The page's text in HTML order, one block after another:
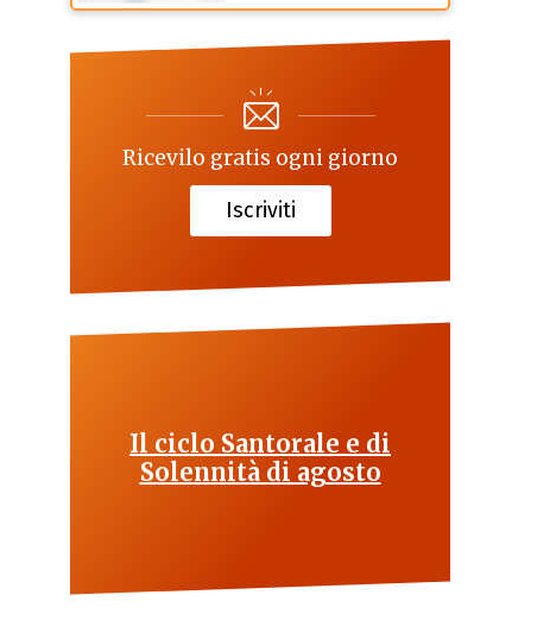
Ricevilo gratis ogni giorno
Iscriviti
Il ciclo Santorale e di
Solennità di agosto